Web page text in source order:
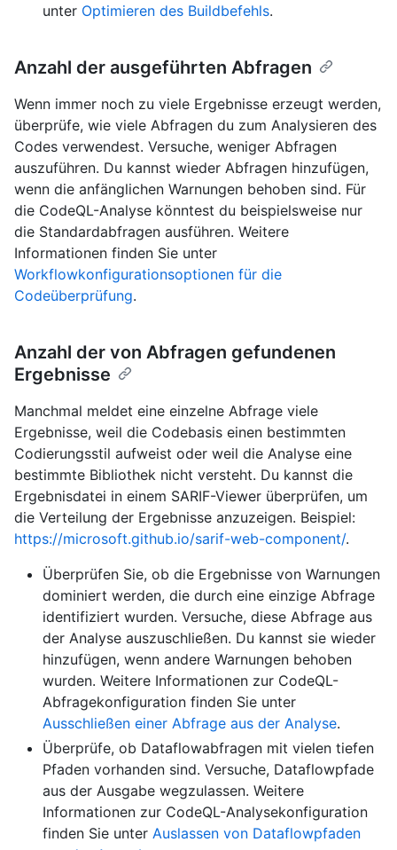
unter Optimieren des Buildbefehls.
Anzahl der ausgeführten Abfragen
Wenn immer noch zu viele Ergebnisse erzeugt werden,
überprüfe, wie viele Abfragen du zum Analysieren des
Codes verwendest. Versuche, weniger Abfragen
auszuführen. Du kannst wieder Abfragen hinzufügen,
wenn die anfänglichen Warnungen behoben sind. Für
die CodeQL-Analyse könntest du beispielsweise nur
die Standardabfragen ausführen. Weitere
Informationen finden Sie unter
Workflowkonfigurationsoptionen für die
Codeüberprüfung.
Anzahl der von Abfragen gefundenen
Ergebnisse
Manchmal meldet eine einzelne Abfrage viele
Ergebnisse, weil die Codebasis einen bestimmten
Codierungsstil aufweist oder weil die Analyse eine
bestimmte Bibliothek nicht versteht. Du kannst die
Ergebnisdatei in einem SARIF-Viewer überprüfen, um
die Verteilung der Ergebnisse anzuzeigen. Beispiel:
https://microsoft.github.io/sarif-web-component/.
Überprüfen Sie, ob die Ergebnisse von Warnungen
dominiert werden, die durch eine einzige Abfrage
identifiziert wurden. Versuche, diese Abfrage aus
der Analyse auszuschließen. Du kannst sie wieder
hinzufügen, wenn andere Warnungen behoben
wurden. Weitere Informationen zur CodeQL-
Abfragekonfiguration finden Sie unter
Ausschließen einer Abfrage aus der Analyse.
Überprüfe, ob Dataflowabfragen mit vielen tiefen
Pfaden vorhanden sind. Versuche, Dataflowpfade
aus der Ausgabe wegzulassen. Weitere
Informationen zur CodeQL-Analysekonfiguration
finden Sie unter Auslassen von Dataflowpfaden